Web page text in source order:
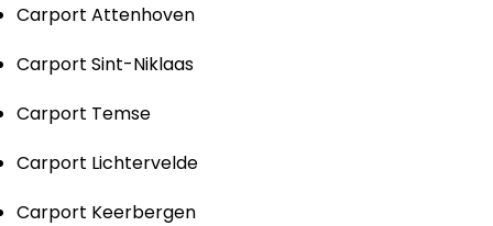
Carport Attenhoven
Carport Sint-Niklaas
Carport Temse
Carport Lichtervelde
Carport Keerbergen